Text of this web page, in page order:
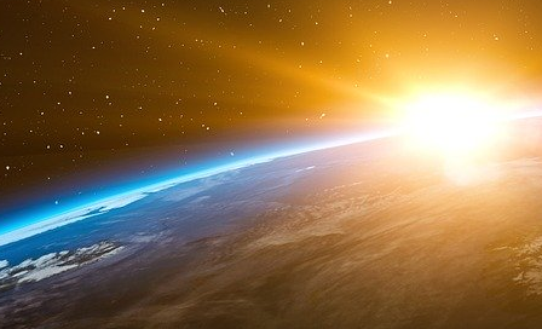
Rand Corporation
Un missile nord-coréen survole le
Le gouvernement japonais affirme qu’un
tombé dans l’océan.
Les autorités pensent que le missile
avant de tomber en dehors de la zone
Ils affirment que le missile a volé pendant
600 kilomètres. Il s’agit d’une distance record
Il a pu tomber dans les eaux à environ 3 200